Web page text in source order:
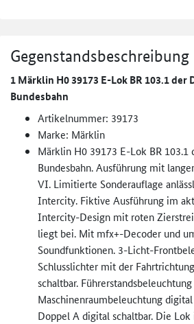
Gegenstandsbeschreibung
1 Märklin H0 39173 E-Lok BR 103.1 der
Bundesbahn
Artikelnummer: 39173
Marke: Märklin
Märklin H0 39173 E-Lok BR 103.1
Bundesbahn. Ausführung mit
VI. Limitierte Sonderauflage
Intercity. Fiktive Ausführung im
Intercity-Design mit roten
liegt bei. Mit mfx+-Decoder und
Soundfunktionen. 3-Licht-
Schlusslichter mit der
schaltbar.
Maschinenraumbeleuchtung
Doppel A digital schaltbar. Die